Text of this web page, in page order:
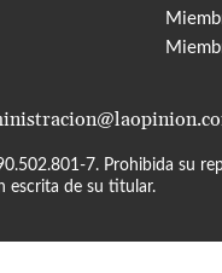
7. Prohibida su
escrita de su titular.